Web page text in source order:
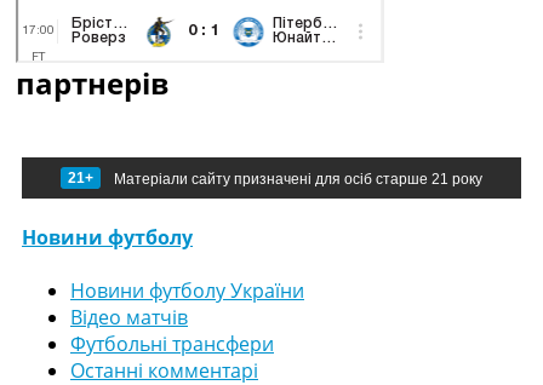
партнерів
21+ Матеріали сайту призначені для осіб старше 21 року
Новини футболу
Новини футболу України
Відео матчів
Футбольні трансфери
Останні комментарі